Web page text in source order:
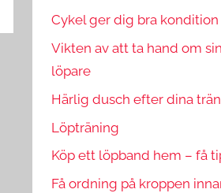
Cykel ger dig bra kondition
Vikten av att ta hand om
löpare
Härlig dusch efter dina
Löpträning
Köp ett löpband hem – få
Få ordning på kroppen